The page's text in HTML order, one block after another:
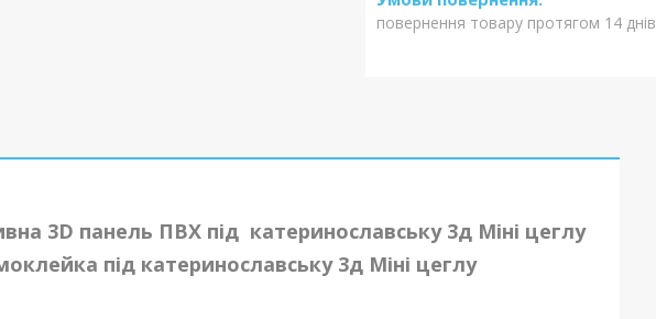
повернення товару протягом 14 днів
3D панель ПВХ під катеринославську 3д Міні цеглу
під катеринославську 3д Міні цеглу